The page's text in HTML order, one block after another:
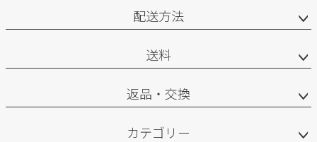
配送方法
送料
返品・交換
カテゴリー